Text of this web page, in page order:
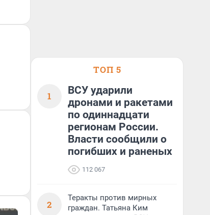
ТОП 5
1
ВСУ ударили
дронами и ракетами
по одиннадцати
регионам России.
Власти сообщили о
погибших и раненых
112 067
2
Теракты против мирных
граждан. Татьяна Ким